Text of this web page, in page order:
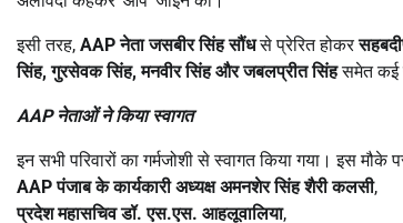
इसी तरह, AAPनेता जसबीर सिंह सौंधसे प्रेरित होकर
सिंह,गुरसेवक सिंह,मनवीर सिंह और जबलप्रीत सिंहसमेत कई
AAP नेताओं ने किया स्वागत
इन सभी परिवारों का गर्मजोशी से स्वागत किया गया। इस मौके
AAPपंजाब के कार्यकारी अध्यक्ष अमनशेर सिंह शैरी कलसी,
प्रदेश महासचिव डॉ. एस.एस. आहलूवालिया,